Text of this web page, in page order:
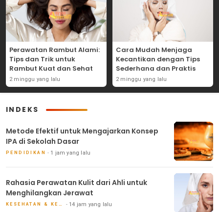
Perawatan Rambut Alami:
Tips dan Trik untuk
Rambut Kuat dan Sehat
2 minggu yang lalu
Cara Mudah Menjaga
Kecantikan dengan Tips
Sederhana dan Praktis
2 minggu yang lalu
INDEKS
Metode Efektif untuk Mengajarkan Konsep
IPA di Sekolah Dasar
PENDIDIKAN 1 jam yang lalu
Rahasia Perawatan Kulit dari Ahli untuk
Menghilangkan Jerawat
14 jam yang lalu